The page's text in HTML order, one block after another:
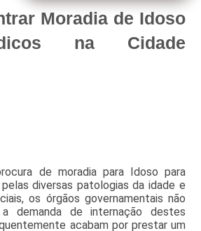
Moradia de Idoso
na Cidade
de moradia para Idoso para
diversas patologias da idade e
os órgãos governamentais não
a demanda de internação destes
acabam por prestar um